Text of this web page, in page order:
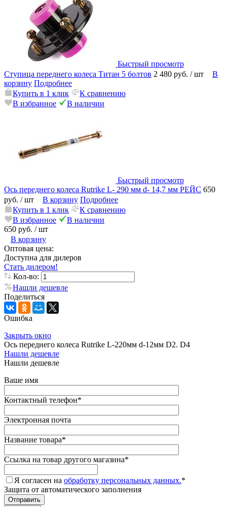
Быстрый просмотр
Ступица переднего колеса Титан 5 болтов 2 480 руб. / шт
В
корзину Подробнее
Купить в 1 клик
К сравнению
В избранное
В наличии
Быстрый просмотр
Ось переднего колеса Rutrike L- 290 мм d- 14,7 мм РЕЙС 650
руб. / шт В корзину Подробнее
Купить в 1 клик
К сравнению
В избранное
В наличии
650 руб. / шт
В корзину
Оптовая цена:
Доступна для дилеров
Стать дилером!
Кол-во:
Нашли дешевле
Поделиться
Ошибка
Закрыть окно
Ось переднего колеса Rutrike L-220мм d-12мм D2. D4
Нашли дешевле
Нашли дешевле
Ваше имя
Контактный телефон*
Электронная почта
Название товара*
Ссылка на товар другого магазина*
Я согласен на обработку персональных данных.*
Защита от автоматического заполнения